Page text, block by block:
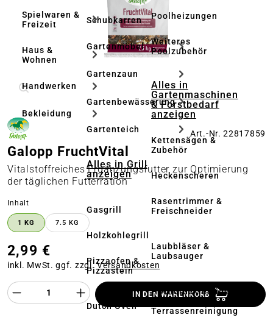
Spielwaren &
Freizeit
Haus &
Wohnen
Handwerken
Bekleidung
Schubkarren
Gartenmöbel
Gartenzaun
Gartenbewässerung
Gartenteich
Alles in Grill
anzeigen
Gasgrill
Holzkohlegrill
Pizzaofen &
Pizzastein
Dutch Oven
Poolheizungen
Weiteres
Poolzubehör
Alles in
Gartenmaschinen
& Forstbedarf
anzeigen
Kettensägen &
Zubehör
Heckenscheren
Rasentrimmer &
Freischneider
Laubbläser &
Laubsauger
Hochdruckreiniger
Terrassenreinigung
Art.-Nr. 22817859
Galopp FruchtVital
Vitalstoffreiches Ergänzungsfutter zur Optimierung
der täglichen Futterration
Inhalt
1 KG 7.5 KG
2,99 €
inkl. MwSt. ggf. zzgl.Versandkosten
Produkt Anzahl des Produktes
IN DEN WARENKORB